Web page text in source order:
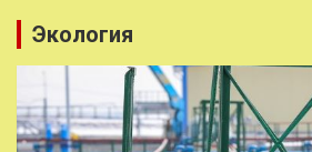
Экология